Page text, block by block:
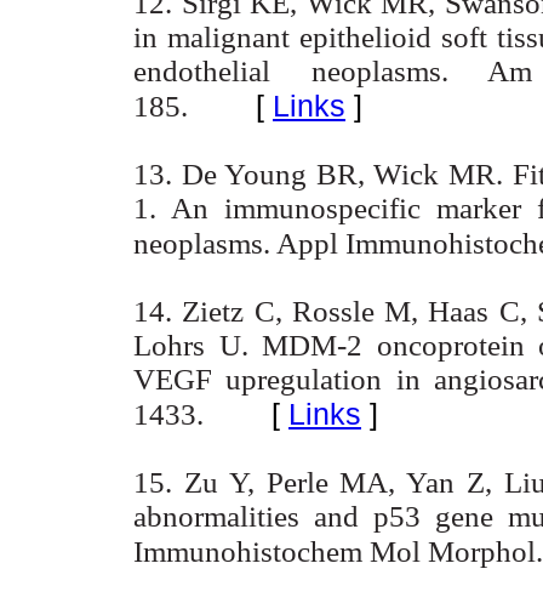
in malignant epithelioid soft
endothelial neoplasms.
185. [ Links ]
13. De Young BR, Wick MR.
1. An immunospecific
neoplasms. Appl
14. Zietz C, Rossle M, Haas
Lohrs U. MDM-2 oncoprotein
VEGF upregulation in
1433. [ Links ]
15. Zu Y, Perle MA, Yan Z,
abnormalities and p53 gene
Immunohistochem Mol